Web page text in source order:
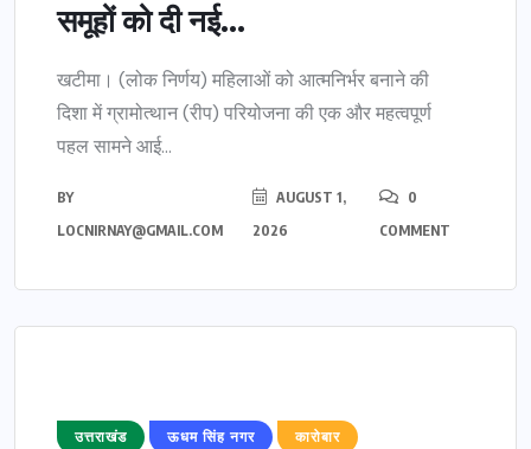
समूहों को दी नई...
खटीमा। (लोक निर्णय) महिलाओं को आत्मनिर्भर बनाने की
दिशा में ग्रामोत्थान (रीप) परियोजना की एक और महत्वपूर्ण
पहल सामने आई...
BY
LOCNIRNAY@GMAIL.COM
AUGUST 1,
2026
0
COMMENT
उत्तराखंड ऊधम सिंह नगर कारोबार